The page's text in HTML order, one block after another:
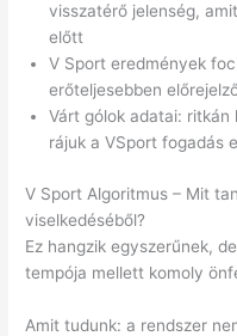
visszatérő jelenség,
előtt
V Sport eredmények
erőteljesebben
Várt gólok adatai: ritkán
rájuk a VSport fogadás
V Sport Algoritmus – Mit
viselkedéséből?
Ez hangzik egyszerűnek,
tempója mellett komoly
Amit tudunk: a rendszer